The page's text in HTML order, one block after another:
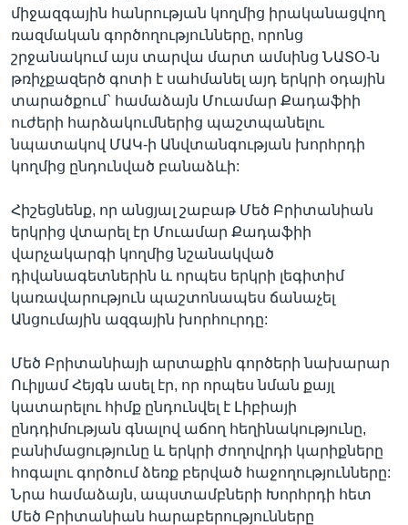
միջազգային հանրության կողմից իրականացվող
ռազմական գործողությունները, որոնց
շրջանակում այս տարվա մարտ ամսինց ՆԱՏՕ-ն
թռիչքազերծ գոտի է սահմանել այդ երկրի օդային
տարածքում` համաձայն Մուամար Քադաֆիի
ուժերի հարձակումներից պաշտպանելու
նպատակով ՄԱԿ-ի Անվտանգության խորհրդի
կողմից ընդունված բանաձևի:
Հիշեցնենք, որ անցյալ շաբաթ Մեծ Բրիտանիան
երկրից վտարել էր Մուամար Քադաֆիի
վարչակարգի կողմից նշանակված
դիվանագետներին և որպես երկրի լեգիտիմ
կառավարություն պաշտոնապես ճանաչել
Անցումային ազգային խորհուրդը:
Մեծ Բրիտանիայի արտաքին գործերի նախարար
Ուիլյամ Հեյգն ասել էր, որ որպես նման քայլ
կատարելու հիմք ընդունվել է Լիբիայի
ընդդիմության գնալով աճող հեղինակությունը,
բանիմացությունը և երկրի ժողովրդի կարիքները
հոգալու գործում ձեռք բերված հաջողությունները:
Նրա համաձայն, ապստամբների Խորհրդի հետ
Մեծ Բրիտանիան հարաբերությունները